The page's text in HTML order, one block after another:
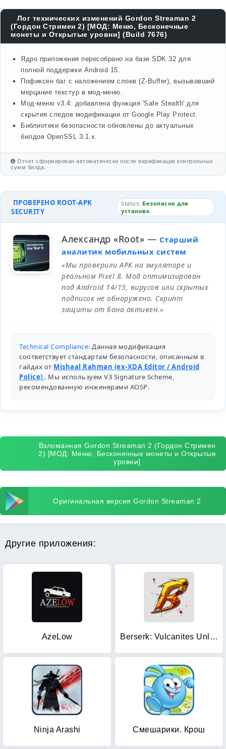
Лог технических изменений Gordon Streaman 2
(Гордон Стримен 2) [МОД: Меню, Бесконечные
монеты и Открытые уровни] (Build 7676)
Ядро приложения пересобрано на базе SDK 32 для
полной поддержки Android 15.
Пофиксен баг с наложением слоев (Z-Buffer), вызывавший
мерцание текстур в мод-меню.
Мод-меню v3.4: добавлена функция 'Safe Stealth' для
скрытия следов модификации от Google Play Protect.
Библиотеки безопасности обновлены до актуальных
билдов OpenSSL 3.1.x.
Отчет сформирован автоматически после верификации контрольных
сумм билда.
ПРОВЕРЕНО ROOT-APK
SECURITY
Status: Безопасно для
установк
Александр «Root» — Старший
аналитик мобильных систем
«Мы проверили APK на эмуляторе и
реальном Pixel 8. Мод оптимизирован
под Android 14/15, вирусов или скрытых
подписок не обнаружено. Скрипт
защиты от бана активен.»
Technical Compliance: Данная модификация
соответствует стандартам безопасности, описанным в
гайдах от Mishaal Rahman (ex-XDA Editor / Android
Police) . Мы используем V3 Signature Scheme,
рекомендованную инженерами AOSP.
Взломанная Gordon Streaman 2 (Гордон Стримен
2) [МОД: Меню, Бесконечные монеты и Открытые
уровни]
Оригинальная версия Gordon Streaman 2
Другие приложения:
AzeLow Berserk: Vulcanites Unleashed
Ninja Arashi Смешарики. Крош